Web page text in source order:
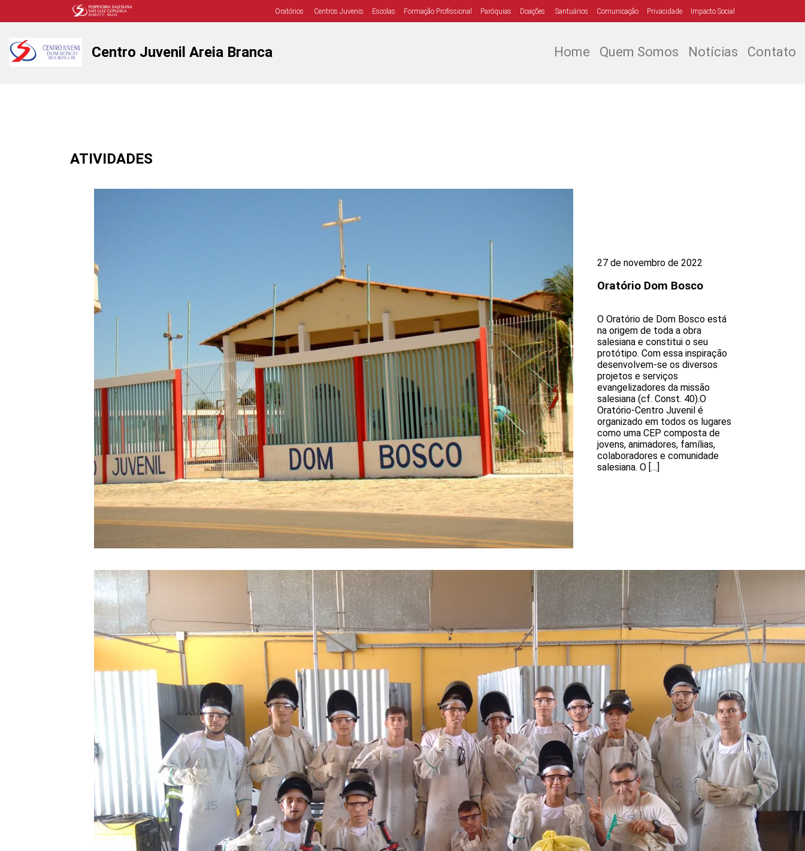
Oratórios Centros Juvenis Escolas Formação Profissional Paróquias Doações Santuários Comunicação Privacidade Impacto Social
Centro Juvenil Areia Branca Home Quem Somos Notícias Contato
ATIVIDADES
27 de novembro de 2022
Oratório Dom Bosco
O Oratório de Dom Bosco está
na origem de toda a obra
salesiana e constitui o seu
protótipo. Com essa inspiração
desenvolvem-se os diversos
projetos e serviços
evangelizadores da missão
salesiana (cf. Const. 40).O
Oratório-Centro Juvenil é
organizado em todos os lugares
como uma CEP composta de
jovens, animadores, famílias,
colaboradores e comunidade
salesiana. O […]